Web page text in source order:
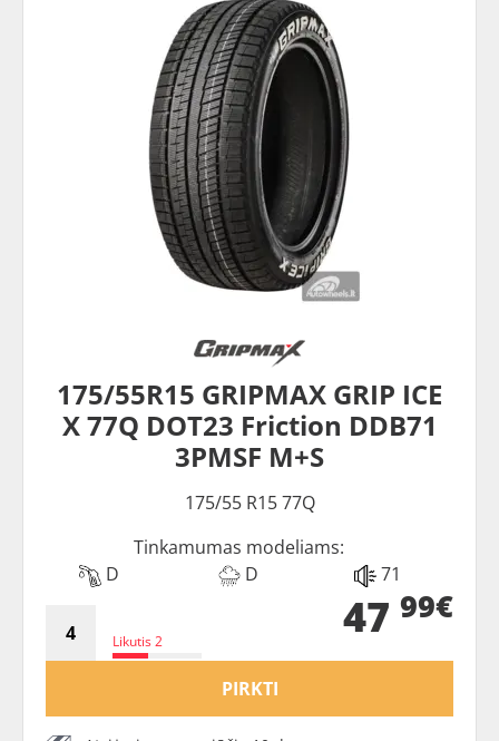
175/55R15 GRIPMAX GRIP ICE
X 77Q DOT23 Friction DDB71
3PMSF M+S
175/55 R15 77Q
Tinkamumas modeliams:
D
D 71
Likutis 2 47 99€
PIRKTI